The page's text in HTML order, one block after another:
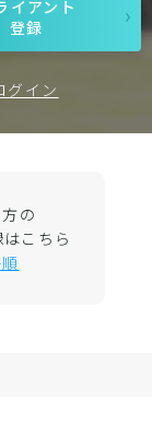
イアント
登録
グイン
の
こちら